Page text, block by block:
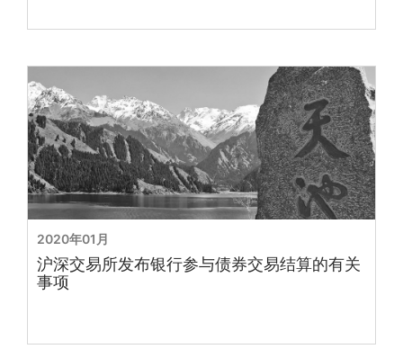
沪深交易所发布银行参与债券交易结算的有关
事项
2020年01月